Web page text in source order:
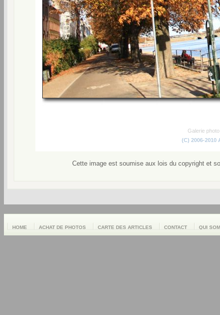
Galerie
(C) 2006-2010
Cette image est soumise aux lois du copyright et
HOME ACHAT DE PHOTOS CARTE DES ARTICLES CONTACT QUI